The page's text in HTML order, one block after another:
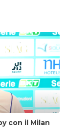
con il Milan